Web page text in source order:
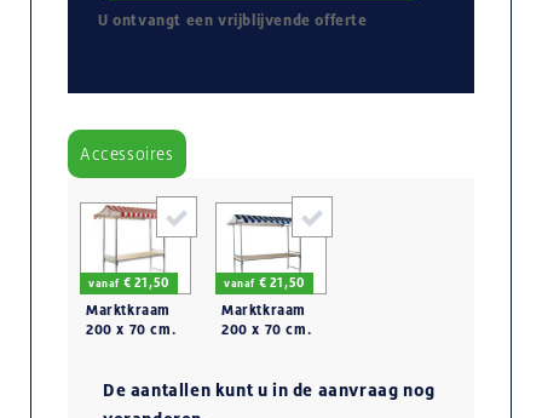
U ontvangt een vrijblijvende offerte
Accessoires
vanaf € 21,50
Marktkraam
200 x 70 cm.
gestreept
vanaf € 21,50
Marktkraam
200 x 70 cm.
gestreept
De aantallen kunt u in de aanvraag nog